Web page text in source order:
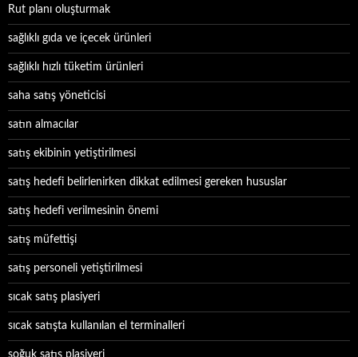
Rut planı oluşturmak
sağlıklı gıda ve içecek ürünleri
sağlıklı hızlı tüketim ürünleri
saha satış yöneticisi
satın almacılar
satış ekibinin yetiştirilmesi
satış hedefi belirlenirken dikkat edilmesi gereken hususlar
satış hedefi verilmesinin önemi
satış müfettişi
satış personeli yetiştirilmesi
sıcak satış plasiyeri
sıcak satışta kullanılan el terminalleri
soğuk satış plasiyeri